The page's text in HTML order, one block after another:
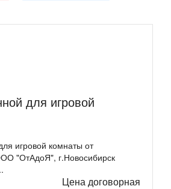
для игровой
игровой комнаты от
"ОтАдоЯ", г.Новосибирск
Цена договорная